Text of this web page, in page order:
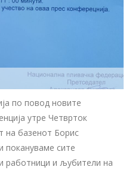
по повод новите
утре Четврток
на базенот Борис
покануваме сите
работници и љубители на